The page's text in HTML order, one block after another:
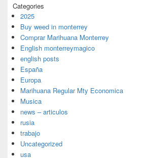
Categories
2025
Buy weed in monterrey
Comprar Marihuana Monterrey
English monterreymagico
english posts
España
Europa
Marihuana Regular Mty Economica
Musica
news – articulos
rusia
trabajo
Uncategorized
usa